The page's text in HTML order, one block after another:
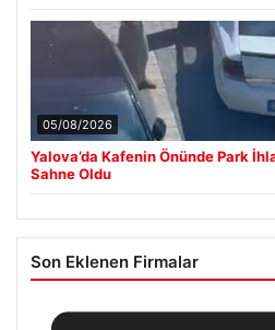
05/08/2026
Yalova’da Kafenin Önünde Park
Sahne Oldu
Son Eklenen Firmalar